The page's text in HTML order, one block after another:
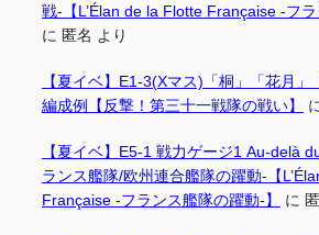
戦-【L’Élan de la Flotte Française -フラ
に 匿名 より
【夏イベ】E1-3(Xマス)「桐」「花月」
編成例【反撃！第三十一戦隊の戦い】
【夏イベ】E5-1 戦力ゲージ1 Au-delà
ランス艦隊/欧州連合艦隊の躍動-【
Française -フランス艦隊の躍動-】
に